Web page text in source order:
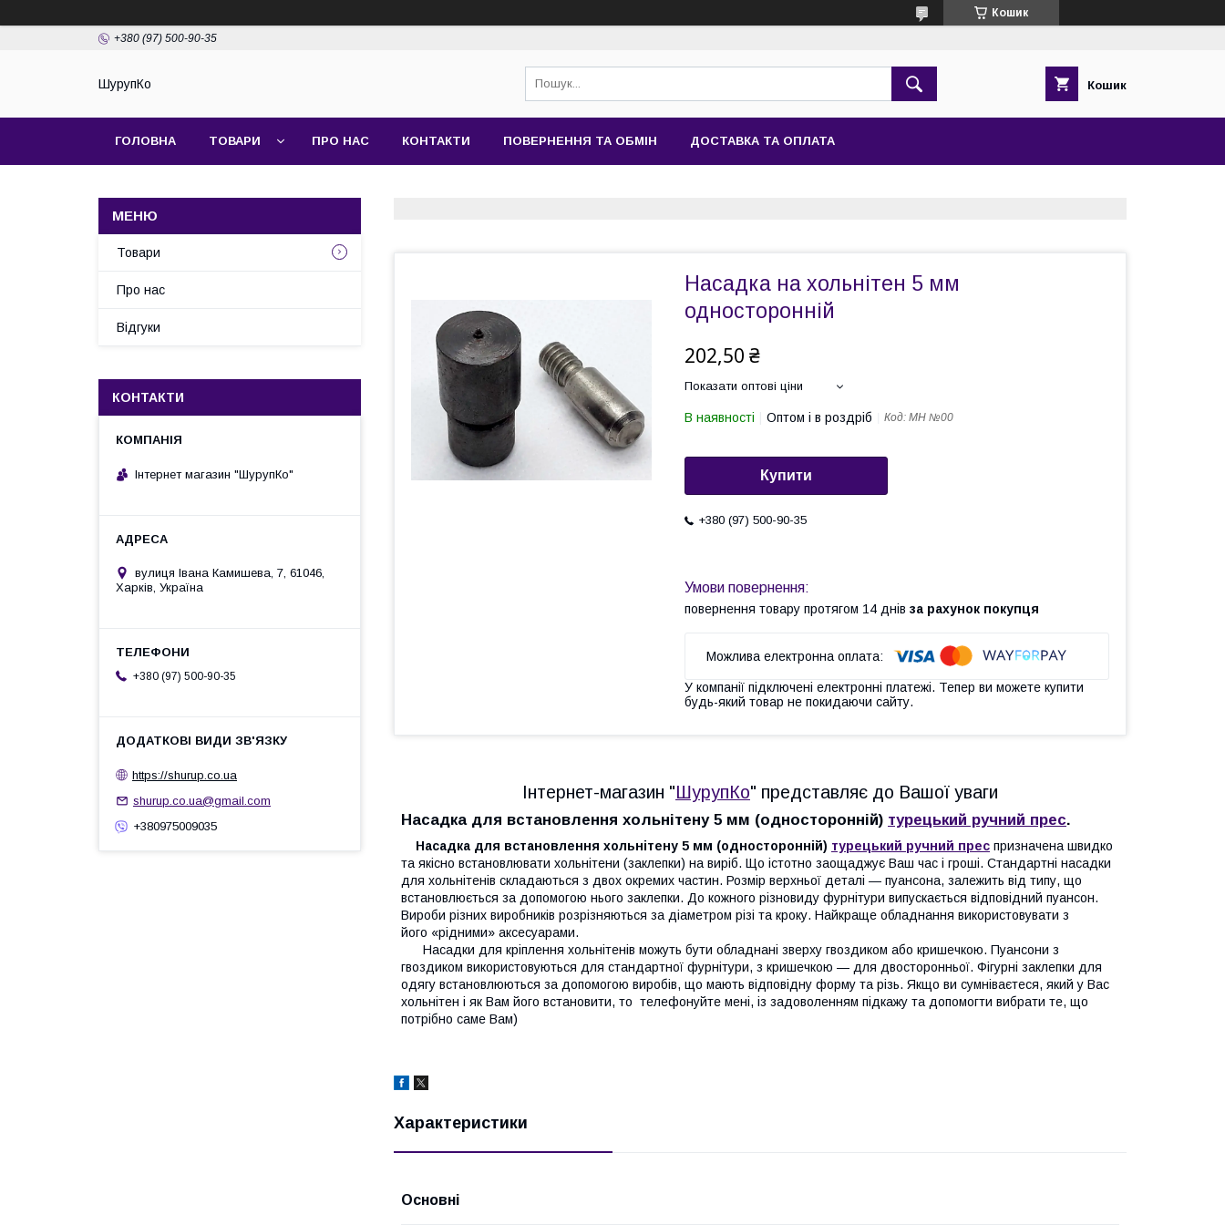
Кошик
+380 (97) 500-90-35
ШурупКо Кошик
ГОЛОВНА ТОВАРИ ПРО НАС КОНТАКТИ ПОВЕРНЕННЯ ТА ОБМІН ДОСТАВКА ТА ОПЛАТА
Насадка на хольнітен 5 мм
односторонній
202,50 ₴
Показати оптові ціни
В наявності Оптом і в роздріб Код: MH №00
Купити
+380 (97) 500-90-35
повернення товару протягом 14 днів за рахунок покупця
У компанії підключені електронні платежі. Тепер ви можете купити
будь-який товар не покидаючи сайту.
Інтернет-магазин "ШурупКо" представляє до Вашої уваги
Насадка для встановлення хольнітену 5 мм (односторонній) турецький ручний прес.
Насадка для встановлення хольнітену 5 мм (односторонній) турецький ручний прес призначена швидко
та якісно встановлювати хольнітени (заклепки) на виріб. Що істотно заощаджує Ваш час і гроші. Стандартні насадки
для хольнітенів складаються з двох окремих частин. Розмір верхньої деталі — пуансона, залежить від типу, що
встановлюється за допомогою нього заклепки. До кожного різновиду фурнітури випускається відповідний пуансон.
Вироби різних виробників розрізняються за діаметром різі та кроку. Найкраще обладнання використовувати з
його «рідними» аксесуарами.
Насадки для кріплення хольнітенів можуть бути обладнані зверху гвоздиком або кришечкою. Пуансони з
гвоздиком використовуються для стандартної фурнітури, з кришечкою — для двосторонньої. Фігурні заклепки для
одягу встановлюються за допомогою виробів, що мають відповідну форму та різь. Якщо ви сумніваєтеся, який у Вас
хольнітен і як Вам його встановити, то телефонуйте мені, із задоволенням підкажу та допомогти вибрати те, що
потрібно саме Вам)
Характеристики
Основні
Товари
Про нас
Відгуки
КОНТАКТИ
Інтернет магазин "ШурупКо"
вулиця Івана Камишева, 7, 61046,
Харків, Україна
+380 (97) 500-90-35
https://shurup.co.ua
shurup.co.ua@gmail.com
+380975009035